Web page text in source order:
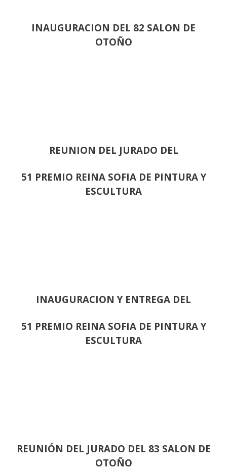
INAUGURACION DEL 82 SALON DE
OTOÑO
REUNION DEL JURADO DEL
51 PREMIO REINA SOFIA DE PINTURA Y
ESCULTURA
INAUGURACION Y ENTREGA DEL
51 PREMIO REINA SOFIA DE PINTURA Y
ESCULTURA
REUNIÓN DEL JURADO DEL 83 SALON DE
OTOÑO